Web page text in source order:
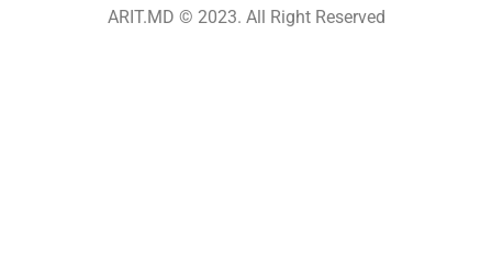
ARIT.MD © 2023. All Right Reserved